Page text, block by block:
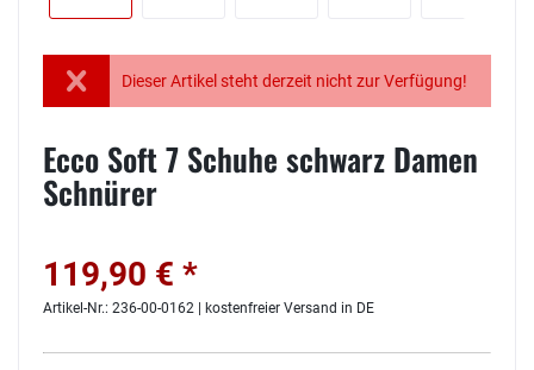
Dieser Artikel steht derzeit nicht zur Verfügung!
Ecco Soft 7 Schuhe schwarz Damen
Schnürer
119,90 € *
Artikel-Nr.: 236-00-0162 | kostenfreier Versand in DE